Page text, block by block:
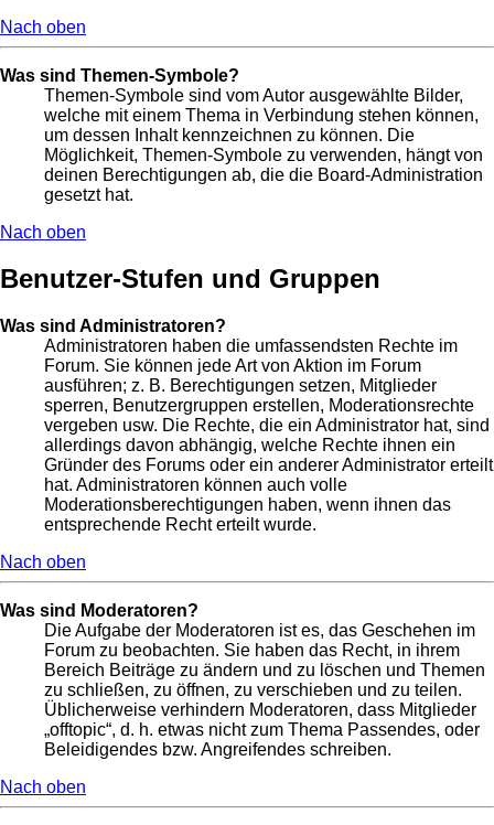
Nach oben
Was sind Themen-Symbole?
Themen-Symbole sind vom Autor ausgewählte Bilder,
welche mit einem Thema in Verbindung stehen können,
um dessen Inhalt kennzeichnen zu können. Die
Möglichkeit, Themen-Symbole zu verwenden, hängt von
deinen Berechtigungen ab, die die Board-Administration
gesetzt hat.
Nach oben
Benutzer-Stufen und Gruppen
Was sind Administratoren?
Administratoren haben die umfassendsten Rechte im
Forum. Sie können jede Art von Aktion im Forum
ausführen; z. B. Berechtigungen setzen, Mitglieder
sperren, Benutzergruppen erstellen, Moderationsrechte
vergeben usw. Die Rechte, die ein Administrator hat, sind
allerdings davon abhängig, welche Rechte ihnen ein
Gründer des Forums oder ein anderer Administrator erteilt
hat. Administratoren können auch volle
Moderationsberechtigungen haben, wenn ihnen das
entsprechende Recht erteilt wurde.
Nach oben
Was sind Moderatoren?
Die Aufgabe der Moderatoren ist es, das Geschehen im
Forum zu beobachten. Sie haben das Recht, in ihrem
Bereich Beiträge zu ändern und zu löschen und Themen
zu schließen, zu öffnen, zu verschieben und zu teilen.
Üblicherweise verhindern Moderatoren, dass Mitglieder
„offtopic“, d. h. etwas nicht zum Thema Passendes, oder
Beleidigendes bzw. Angreifendes schreiben.
Nach oben